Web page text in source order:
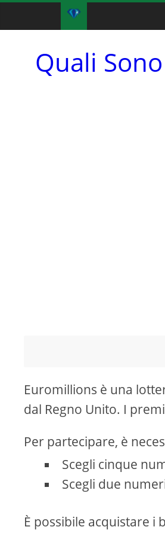
Quali
Euromillions è una
dal Regno Unito. I
Per partecipare, è
Scegli cinque
Scegli due
È possibile acquistare i